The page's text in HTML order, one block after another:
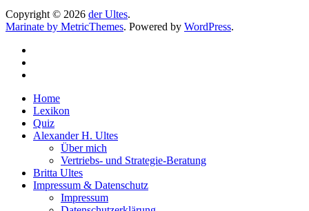
Copyright © 2026 der Ultes.
Marinate by MetricThemes. Powered by WordPress.
Home
Lexikon
Quiz
Alexander H. Ultes
Über mich
Vertriebs- und Strategie-Beratung
Britta Ultes
Impressum & Datenschutz
Impressum